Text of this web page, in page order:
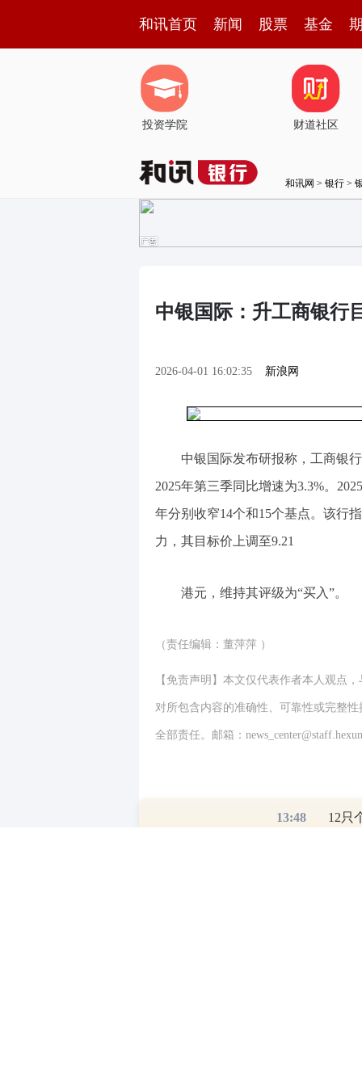
和讯首页 新闻 股票 基金
投资学院 财道社区
和讯网 > 银行 >
中银国际：升工商银行
2026-04-01 16:02:35 新浪网
中银国际发布研报称，工商银
2025年第三季同比增速为3.3%。
年分别收窄14个和15个基点。该行
力，其目标价上调至9.21
港元，维持其评级为“买入”。
（责任编辑：董萍萍 ）
【免责声明】本文仅代表作者本人观点
对所包含内容的准确性、可靠性或完整
全部责任。邮箱：